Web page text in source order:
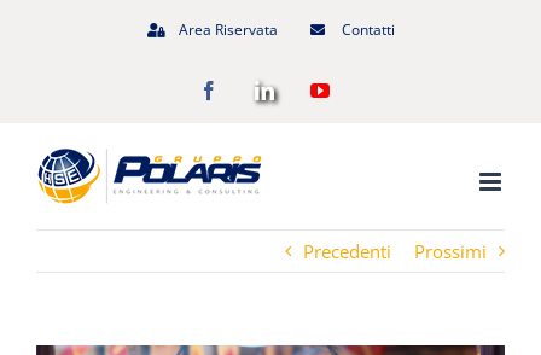
Area Riservata Contatti
FacebookLinkedInYouTube
Precedenti Prossimi